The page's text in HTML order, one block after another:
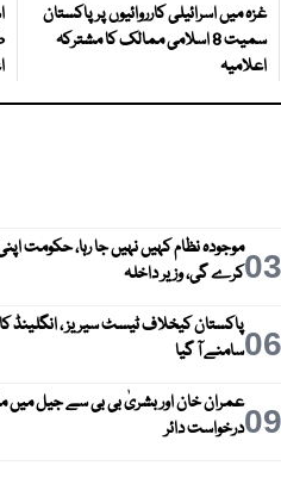
غزہ میں اسرائیلی کارروائیوں پر پاکستان
سمیت 8 اسلامی ممالک کا مشترکہ
اعلامیہ
03موجودہ نظام کہیں نہیں جا رہا، حکومت
کرے گی، وزیر داخلہ
06سامنے آ گیا
09عمران خان اور بشریٰ بی بی سے جیل میں
درخواست دائر